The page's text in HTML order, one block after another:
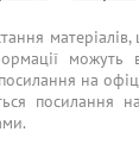
можуть
на
посилання